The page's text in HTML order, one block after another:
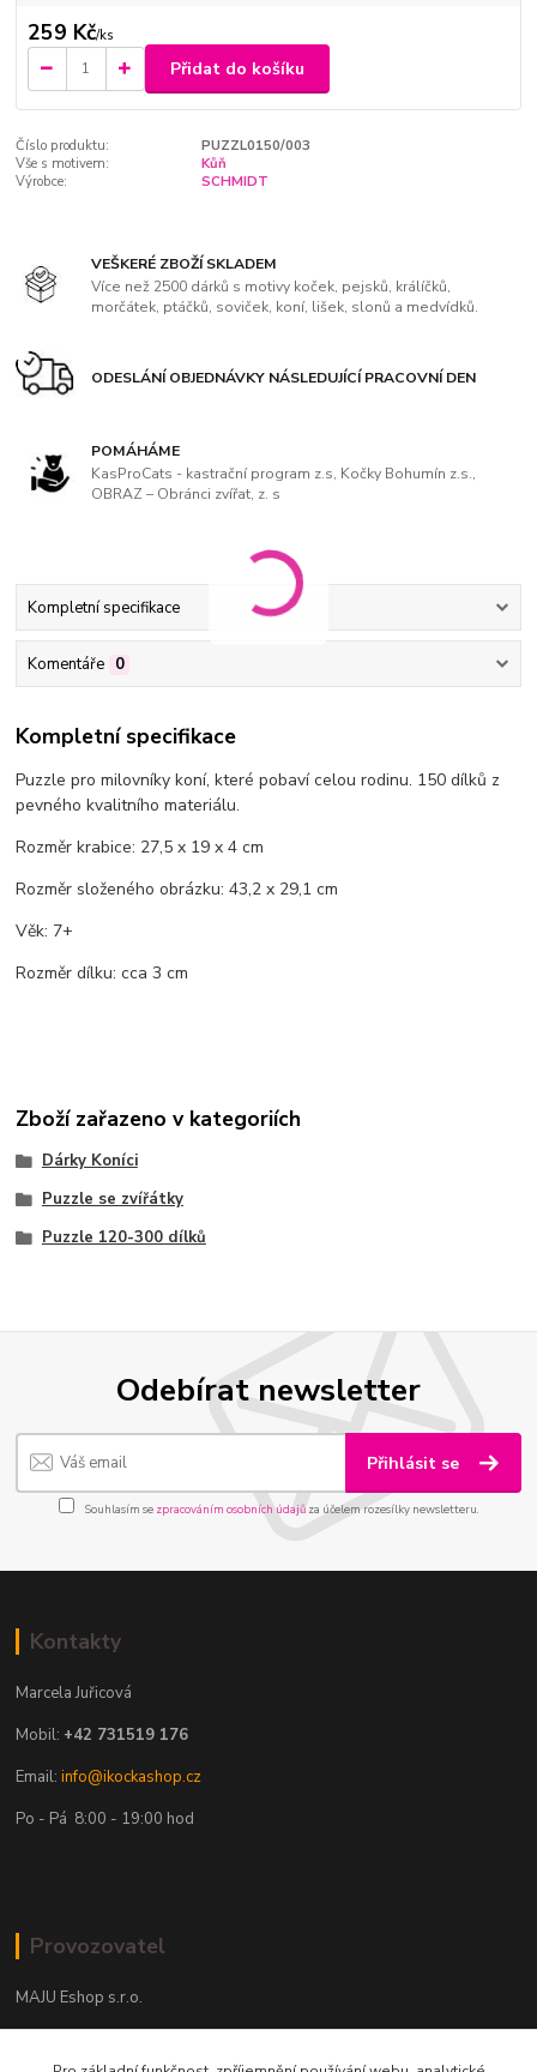
259 Kč/ks
Přidat do košíku
Číslo produktu:
PUZZL0150/003
Vše s motivem:
Kůň
Výrobce:
SCHMIDT
VEŠKERÉ ZBOŽÍ SKLADEM
Více než 2500 dárků s motivy koček, pejsků, králíčků,
morčátek, ptáčků, soviček, koní, lišek, slonů a medvídků.
ODESLÁNÍ OBJEDNÁVKY NÁSLEDUJÍCÍ PRACOVNÍ DEN
POMÁHÁME
KasProCats - kastrační program z.s, Kočky Bohumín z.s.,
OBRAZ – Obránci zvířat, z. s
Kompletní specifikace
Komentáře 0
Kompletní specifikace
Puzzle pro milovníky koní, které pobaví celou rodinu. 150 dílků z
pevného kvalitního materiálu.
Rozměr krabice: 27,5 x 19 x 4 cm
Rozměr složeného obrázku: 43,2 x 29,1 cm
Věk: 7+
Rozměr dílku: cca 3 cm
Zboží zařazeno v kategoriích
Dárky Koníci
Puzzle se zvířátky
Puzzle 120-300 dílků
Odebírat newsletter
Přihlásit se
Souhlasím se zpracováním osobních údajůza účelem rozesílky newsletteru.
Kontakty
Marcela Juřicová
Mobil: +42 731519 176
Email:info@ikockashop.cz
Po - Pá 8:00 - 19:00 hod
Provozovatel
MAJU Eshop s.r.o.